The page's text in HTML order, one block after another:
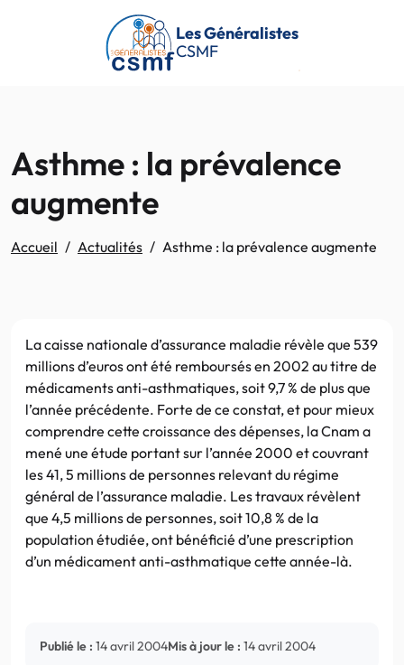
Passer au contenu principal
Les Généralistes
CSMF
Asthme : la prévalence
augmente
Accueil Actualités Asthme : la prévalence augmente
La caisse nationale d’assurance maladie révèle que 539
millions d’euros ont été remboursés en 2002 au titre de
médicaments anti-asthmatiques, soit 9,7 % de plus que
l’année précédente. Forte de ce constat, et pour mieux
comprendre cette croissance des dépenses, la Cnam a
mené une étude portant sur l’année 2000 et couvrant
les 41, 5 millions de personnes relevant du régime
général de l’assurance maladie. Les travaux révèlent
que 4,5 millions de personnes, soit 10,8 % de la
population étudiée, ont bénéficié d’une prescription
d’un médicament anti-asthmatique cette année-là.
Publié le : 14 avril 2004Mis à jour le : 14 avril 2004